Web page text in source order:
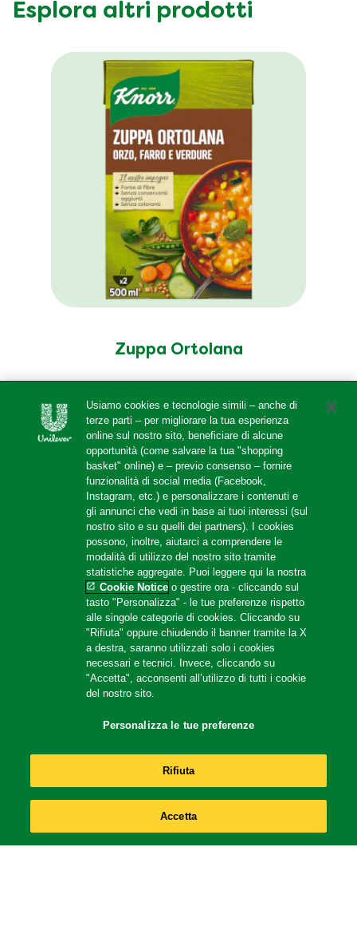
Esplora altri prodotti
Zuppa Ortolana
Gran Purè
Usiamo cookies e tecnologie simili – anche di
terze parti – per migliorare la tua esperienza
online sul nostro sito, beneficiare di alcune
opportunità (come salvare la tua "shopping
basket" online) e – previo consenso – fornire
funzionalità di social media (Facebook,
Instagram, etc.) e personalizzare i contenuti e
gli annunci che vedi in base ai tuoi interessi (sul
nostro sito e su quelli dei partners). I cookies
possono, inoltre, aiutarci a comprendere le
modalità di utilizzo del nostro sito tramite
statistiche aggregate. Puoi leggere qui la nostra
Cookie Notice o gestire ora - cliccando sul
tasto "Personalizza" - le tue preferenze rispetto
alle singole categorie di cookies. Cliccando su
"Rifiuta" oppure chiudendo il banner tramite la X
a destra, saranno utilizzati solo i cookies
necessari e tecnici. Invece, cliccando su
"Accetta", acconsenti all’utilizzo di tutti i cookie
del nostro sito.
Personalizza le tue preferenze
Rifiuta
Accetta